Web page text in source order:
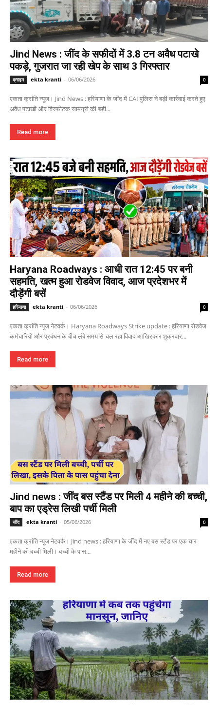
Jind News : जींद के सफीदों में 3.8 टन अवैध पटाखे
पकड़े, गुजरात जा रही खेप के साथ 3 गिरफ्तार
क्राइम ekta kranti - 06/06/2026 0
एकता क्रांति न्यूज। Jind News : हरियाणा के जींद में CAI पुलिस ने बड़ी कार्रवाई करते हुए
अवैध पटाखों और विस्फोटक सामग्री की बड़ी...
Read more
Haryana Roadways : आधी रात 12:45 पर बनी
सहमति, खत्म हुआ रोडवेज विवाद, आज प्रदेशभर में
दौड़ेंगी बसें
हरियाणा ekta kranti - 06/06/2026 0
एकता क्रांति न्यूज नेटवर्क। Haryana Roadways Strike update : हरियाणा रोडवेज
कर्मचारियों और प्रबंधन के बीच लंबे समय से चल रहा विवाद आखिरकार शुक्रवार...
Read more
Jind news : जींद बस स्टैंड पर मिली 4 महीने की बच्ची,
बाप का एड्रेस लिखी पर्ची मिली
जींद ekta kranti - 05/06/2026 0
एकता क्रांति न्यूज नेटवर्क। Jind news : हरियाणा के जींद में नए बस स्टैंड पर एक चार
महीने की बच्ची मिली। बच्ची के पास...
Read more